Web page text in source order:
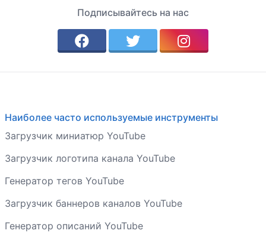
Подписывайтесь на нас
Наиболее часто используемые инструменты
Загрузчик миниатюр YouTube
Загрузчик логотипа канала YouTube
Генератор тегов YouTube
Загрузчик баннеров каналов YouTube
Генератор описаний YouTube